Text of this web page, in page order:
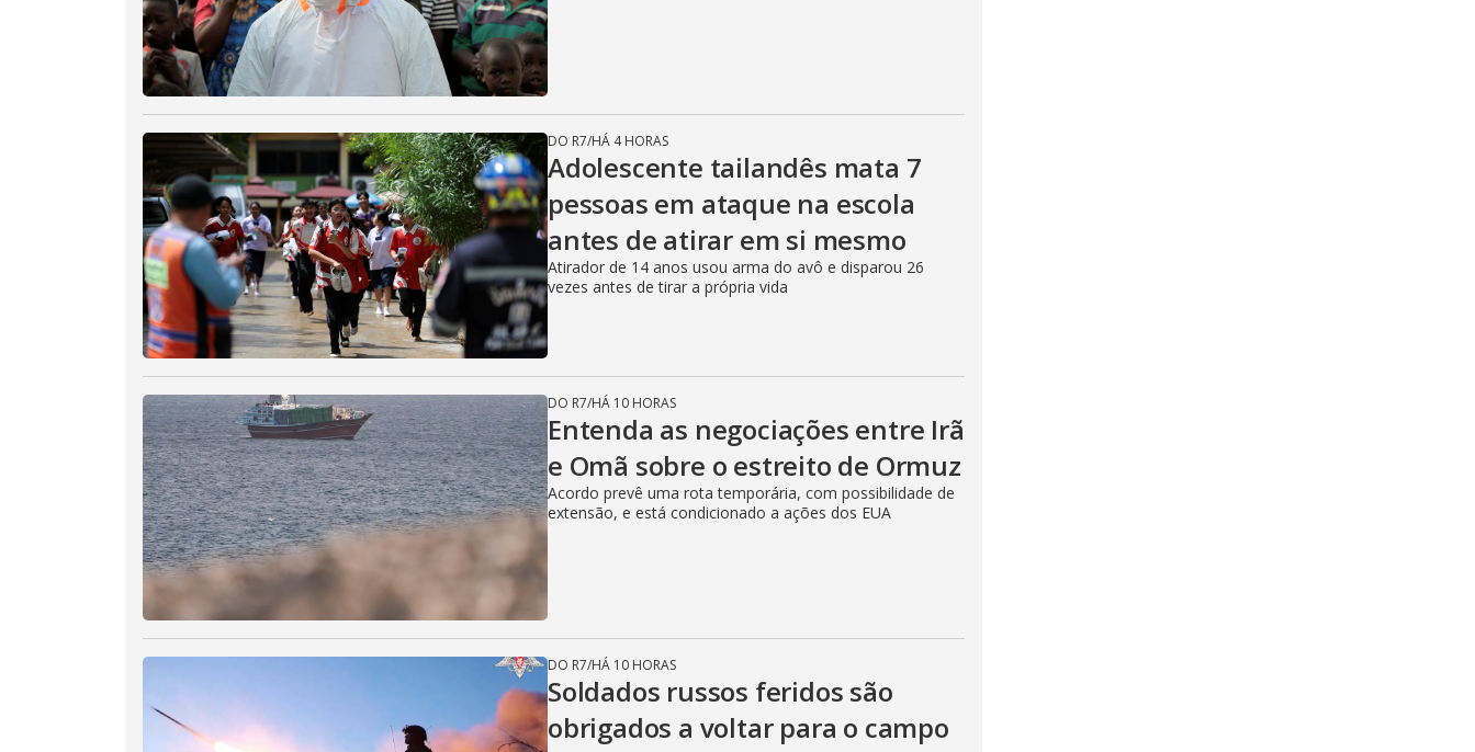
DO R7/HÁ 4 HORAS
Adolescente tailandês mata 7
pessoas em ataque na escola
antes de atirar em si mesmo
Atirador de 14 anos usou arma do avô e disparou 26
vezes antes de tirar a própria vida
DO R7/HÁ 10 HORAS
Entenda as negociações entre Irã
e Omã sobre o estreito de Ormuz
Acordo prevê uma rota temporária, com possibilidade de
extensão, e está condicionado a ações dos EUA
DO R7/HÁ 10 HORAS
Soldados russos feridos são
obrigados a voltar para o campo